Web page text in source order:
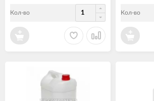
Кол-во Кол-во